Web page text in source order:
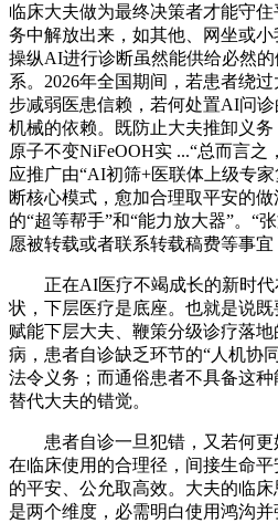
临床大夫做为最终决策者才能守
务中解放出来，如其他、网坐或
操纵AI进行诊断虽然能供给必然
系。2026年全国期间，若患者绕
步减弱医患信赖，若何处置AI问
机械的依赖。既防止大夫推卸义
原子不变NiFeOOH实 ...“总而言之
应推广由“AI初筛+医联体上级专
断核心模式，愈加合理取平安的
的“超等帮手”和“能力放大器”。“
愿被转载或者联系转载稿费等事宜
正在AI医疗不竭成长的新时代
状，下层医疗是底座。也就是说
赋能下层大夫、鞭策分级诊疗落
病，患者自诊缺乏环节的“人机协
法令义务；而通俗患者不具备这
替代大夫的错觉。
患者自诊一旦犯错，又若何更
在临床使用的合理径，间接生命
的平安、公允取高效。大夫的临
是两个维度，必需明白使用鸿沟